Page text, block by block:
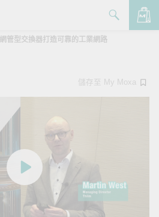
管型交換器打造可靠的工業網路
儲存至 My Moxa